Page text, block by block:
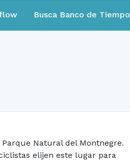
Busca Banco de Tiempo
Parque Natural del Montnegre.
elijen este lugar para